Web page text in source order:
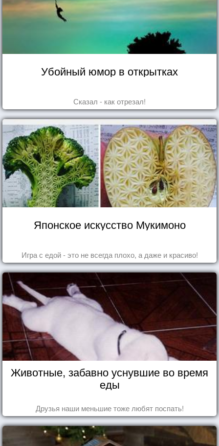
Убойный юмор в открытках
Сказал - как отрезал!
Японское искусство Мукимоно
Игра с едой - это не всегда плохо, а даже и красиво!
Животные, забавно уснувшие во время
еды
Друзья наши меньшие тоже любят поспать!